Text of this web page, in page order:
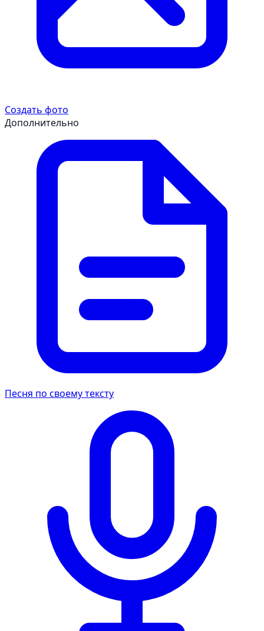
Создать фото
Дополнительно
Песня по своему тексту